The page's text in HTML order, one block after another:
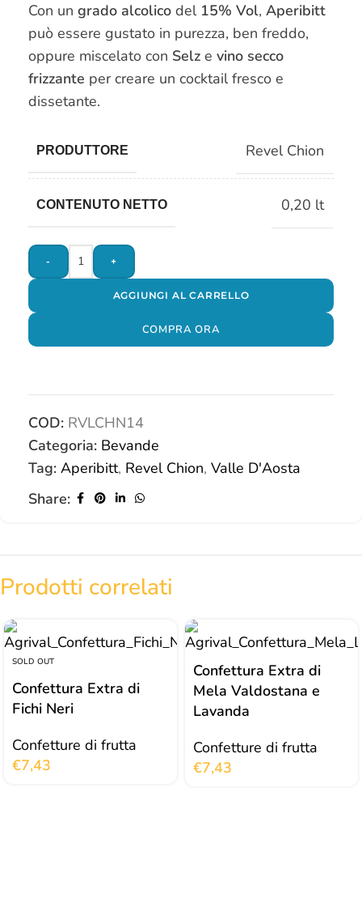
Con un grado alcolico del 15% Vol, Aperibitt
può essere gustato in purezza, ben freddo,
oppure miscelato con Selz e vino secco
frizzante per creare un cocktail fresco e
dissetante.
PRODUTTORE Revel Chion
CONTENUTO NETTO 0,20 lt
- +
AGGIUNGI AL CARRELLO
COMPRA ORA
COD: RVLCHN14
Categoria: Bevande
Tag: Aperibitt, Revel Chion, Valle D'Aosta
Share:
Prodotti correlati
SOLD OUT
Confettura Extra di
Fichi Neri
Confetture di frutta
€7,43
Confettura Extra di
Mela Valdostana e
Lavanda
Confetture di frutta
€7,43